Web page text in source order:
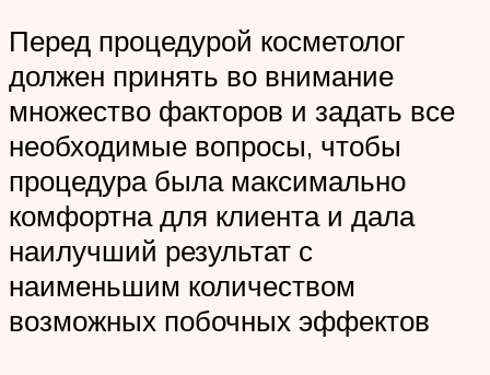
Перед процедурой косметолог
должен принять во внимание
множество факторов и задать все
необходимые вопросы, чтобы
процедура была максимально
комфортна для клиента и дала
наилучший результат с
наименьшим количеством
возможных побочных эффектов